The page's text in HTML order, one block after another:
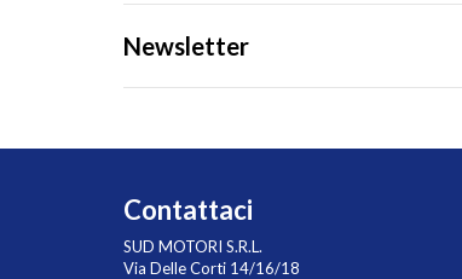
Newsletter
Contattaci
SUD MOTORI S.R.L.
Via Delle Corti 14/16/18